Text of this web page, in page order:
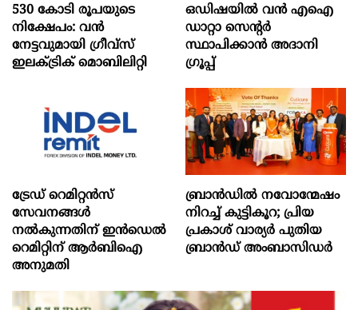
530 കോടി രൂപയുടെ
നിക്ഷേപം: വൻ
നേട്ടവുമായി ഗ്രീവ്സ്
ഇലക്ട്രിക് മൊബിലിറ്റി
ഒഡിഷയില്‍ വന്‍ എഐ
ഡാറ്റാ സെന്റര്‍
സ്ഥാപിക്കാന്‍ അദാനി
ഗ്രൂപ്പ്
ട്രേഡ് റെമിറ്റന്‍സ്
സേവനങ്ങള്‍
നല്‍കുന്നതിന് ഇന്‍ഡെല്‍
റെമിറ്റിന് ആര്‍ബിഐ
അനുമതി
ബ്രാൻഡിൽ നവോന്മേഷം
നിറച്ച് കുട്ടികൂറ; പ്രിയ
പ്രകാശ് വാര്യർ പുതിയ
ബ്രാൻഡ് അംബാസിഡർ